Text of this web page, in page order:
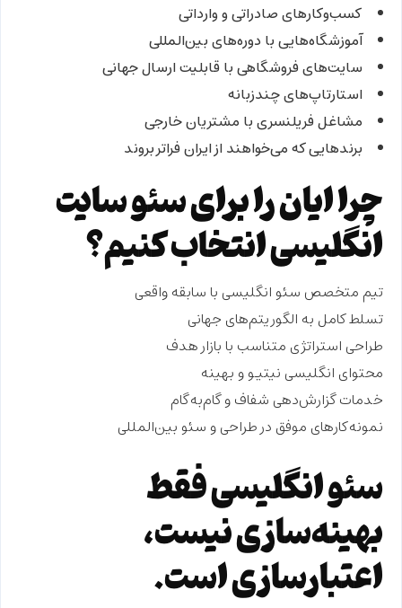
کسب‌وکارهای صادراتی و وارداتی
آموزشگاه‌هایی با دوره‌های بین‌المللی
سایت‌های فروشگاهی با قابلیت ارسال جهانی
استارتاپ‌های چندزبانه
مشاغل فریلنسری با مشتریان خارجی
برندهایی که می‌خواهند از ایران فراتر بروند
چرا ایان را برای سئو سایت
انگلیسی انتخاب کنیم؟
تیم متخصص سئو انگلیسی با سابقه واقعی
تسلط کامل به الگوریتم‌های جهانی
طراحی استراتژی متناسب با بازار هدف
محتوای انگلیسی نیتیو و بهینه
خدمات گزارش‌دهی شفاف و گام‌به‌گام
نمونه‌کارهای موفق در طراحی و سئو بین‌المللی
سئو انگلیسی فقط
بهینه‌سازی نیست،
اعتبارسازی است.